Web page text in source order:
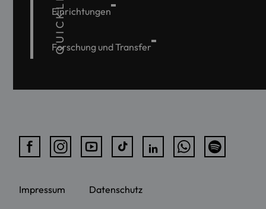
Einrichtungen
Forschung und Transfer
Impressum Datenschutz